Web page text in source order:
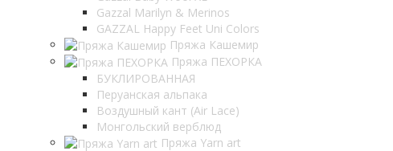
Gazzal Marilyn & Merinos
GAZZAL Happy Feet Uni Colors
Пряжа Кашемир
Пряжа ПЕХОРКА
БУКЛИРОВАННАЯ
Перуанская альпака
Воздушный кант (Air Lace)
Монгольский верблюд
Пряжа Yarn art